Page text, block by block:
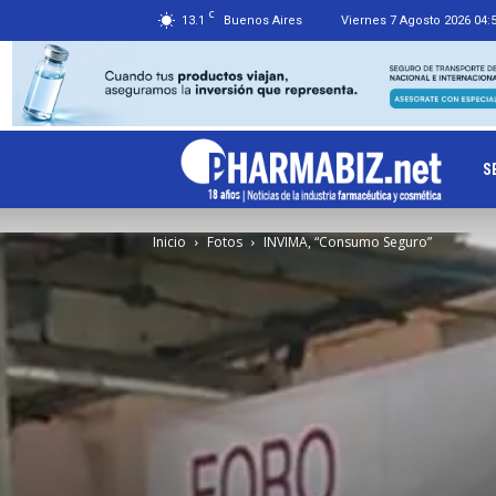
13.1 C Buenos Aires Viernes 7 Agosto 2026
Inicio Fotos INVIMA, “Consumo Seguro”